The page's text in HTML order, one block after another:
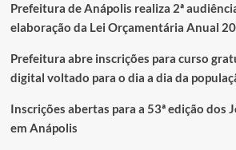
Prefeitura de Anápolis realiza 2ª
elaboração da Lei Orçamentária Anual
Prefeitura abre inscrições para curso
digital voltado para o dia a dia da
Inscrições abertas para a 53ª edição dos
em Anápolis